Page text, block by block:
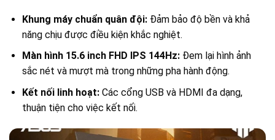
Khung máy chuẩn quân đội:Đảm bảo độ bền và khả
năng chịu được điều kiện khắc nghiệt.
Màn hình 15.6 inch FHD IPS 144Hz:Đem lại hình ảnh
sắc nét và mượt mà trong những pha hành động.
Kết nối linh hoạt:Các cổng USB và HDMI đa dạng,
thuận tiện cho việc kết nối.